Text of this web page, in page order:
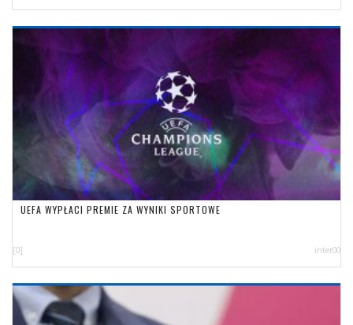
UEFA WYPŁACI PREMIE ZA WYNIKI SPORTOWE
[0] inter00